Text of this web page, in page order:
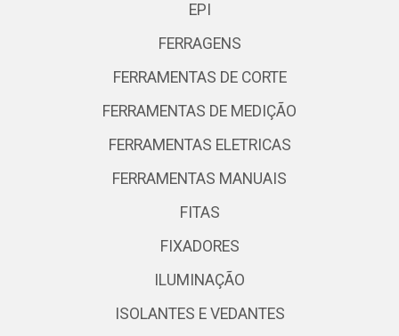
EPI
FERRAGENS
FERRAMENTAS DE CORTE
FERRAMENTAS DE MEDIÇÃO
FERRAMENTAS ELETRICAS
FERRAMENTAS MANUAIS
FITAS
FIXADORES
ILUMINAÇÃO
ISOLANTES E VEDANTES